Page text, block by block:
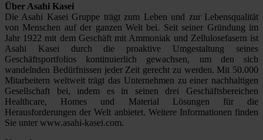
Über Asahi Kasei
Die Asahi Kasei Gruppe trägt zum Leben und zur Lebensqualität
von Menschen auf der ganzen Welt bei. Seit seiner Gründung im
Jahr 1922 mit dem Geschäft mit Ammoniak und Zellulosefasern ist
Asahi Kasei durch die proaktive Umgestaltung seines
Geschäftsportfolios kontinuierlich gewachsen, um den sich
wandelnden Bedürfnissen jeder Zeit gerecht zu werden. Mit 50.000
Mitarbeitern weltweit trägt das Unternehmen zu einer nachhaltigen
Gesellschaft bei, indem es in seinen drei Geschäftsbereichen
Healthcare, Homes und Material Lösungen für die
Herausforderungen der Welt anbietet. Weitere Informationen finden
Sie unter www.asahi-kasei.com.